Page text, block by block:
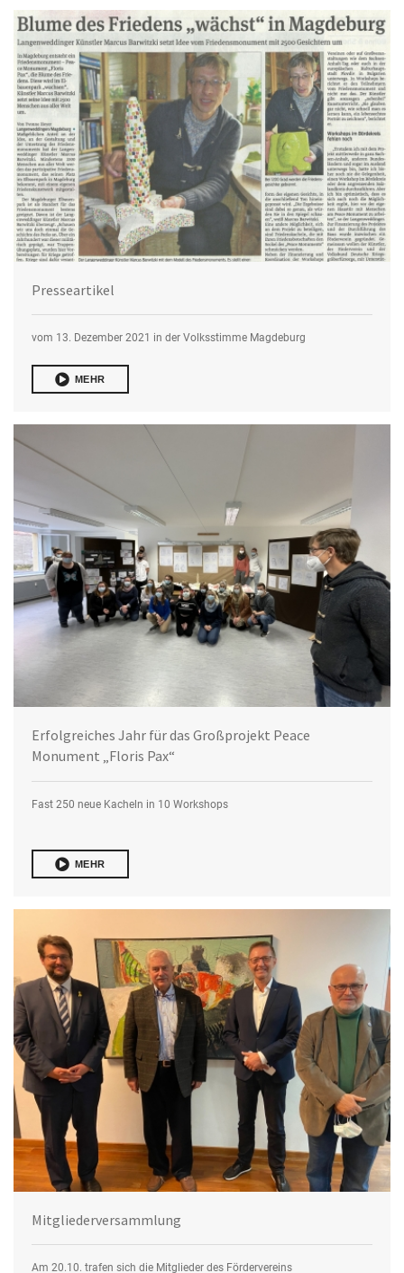
Presseartikel
vom 13. Dezember 2021 in der Volksstimme Magdeburg
MEHR
Erfolgreiches Jahr für das Großprojekt Peace
Monument „Floris Pax“
Fast 250 neue Kacheln in 10 Workshops
MEHR
Mitgliederversammlung
Am 20.10. trafen sich die Mitglieder des Fördervereins